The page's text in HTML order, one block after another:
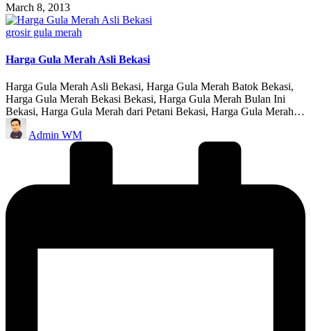
March 8, 2013
Posted
grosir gula merah
Harga Gula Merah Asli Bekasi
Harga Gula Merah Asli Bekasi, Harga Gula Merah Batok Bekasi,
Harga Gula Merah Bekasi Bekasi, Harga Gula Merah Bulan Ini
Bekasi, Harga Gula Merah dari Petani Bekasi, Harga Gula Merah…
Posted
by
Admin WM